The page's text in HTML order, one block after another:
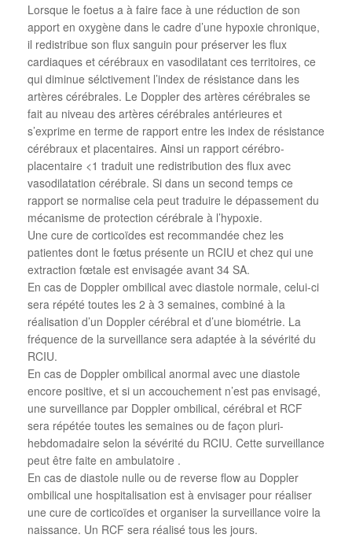
Lorsque le foetus a à faire face à une réduction de son
apport en oxygène dans le cadre d’une hypoxie chronique,
il redistribue son flux sanguin pour préserver les flux
cardiaques et cérébraux en vasodilatant ces territoires, ce
qui diminue sélctivement l’index de résistance dans les
artères cérébrales. Le Doppler des artères cérébrales se
fait au niveau des artères cérébrales antérieures et
s’exprime en terme de rapport entre les index de résistance
cérébraux et placentaires. Ainsi un rapport cérébro-
placentaire <1 traduit une redistribution des flux avec
vasodilatation cérébrale. Si dans un second temps ce
rapport se normalise cela peut traduire le dépassement du
mécanisme de protection cérébrale à l’hypoxie.
Une cure de corticoïdes est recommandée chez les
patientes dont le fœtus présente un RCIU et chez qui une
extraction fœtale est envisagée avant 34 SA.
En cas de Doppler ombilical avec diastole normale, celui-ci
sera répété toutes les 2 à 3 semaines, combiné à la
réalisation d’un Doppler cérébral et d’une biométrie. La
fréquence de la surveillance sera adaptée à la sévérité du
RCIU.
En cas de Doppler ombilical anormal avec une diastole
encore positive, et si un accouchement n’est pas envisagé,
une surveillance par Doppler ombilical, cérébral et RCF
sera répétée toutes les semaines ou de façon pluri-
hebdomadaire selon la sévérité du RCIU. Cette surveillance
peut être faite en ambulatoire .
En cas de diastole nulle ou de reverse flow au Doppler
ombilical une hospitalisation est à envisager pour réaliser
une cure de corticoïdes et organiser la surveillance voire la
naissance. Un RCF sera réalisé tous les jours.